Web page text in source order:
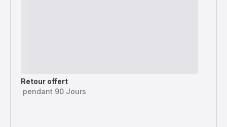
Retour offert
pendant 90 Jours